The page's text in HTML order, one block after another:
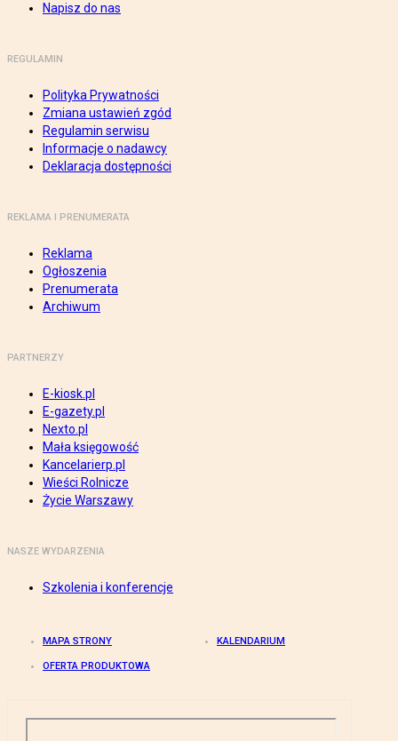
Napisz do nas
REGULAMIN
Polityka Prywatności
Zmiana ustawień zgód
Regulamin serwisu
Informacje o nadawcy
Deklaracja dostępności
REKLAMA I PRENUMERATA
Reklama
Ogłoszenia
Prenumerata
Archiwum
PARTNERZY
E-kiosk.pl
E-gazety.pl
Nexto.pl
Mała księgowość
Kancelarierp.pl
Wieści Rolnicze
Życie Warszawy
NASZE WYDARZENIA
Szkolenia i konferencje
MAPA STRONY KALENDARIUM
OFERTA PRODUKTOWA